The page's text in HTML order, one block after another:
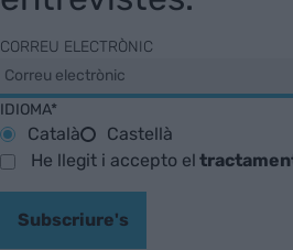
CORREU ELECTRÒNIC
IDIOMA*
Català
Castellà
He llegit i accepto el
Subscriure's